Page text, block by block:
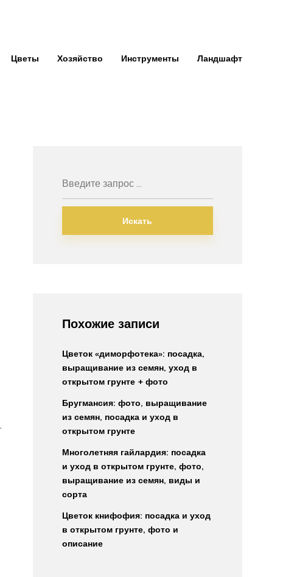
Цветы Хозяйство Инструменты Ландшафт
Искать
Похожие записи
Цветок «диморфотека»: посадка,
выращивание из семян, уход в
открытом грунте + фото
Бругмансия: фото, выращивание
из семян, посадка и уход в
открытом грунте
Многолетняя гайлардия: посадка
и уход в открытом грунте, фото,
выращивание из семян, виды и
сорта
Цветок книфофия: посадка и уход
в открытом грунте, фото и
описание